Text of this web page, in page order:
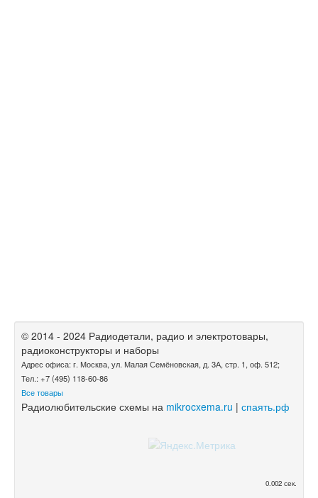
© 2014 - 2024 Радиодетали, радио и электротовары,
радиоконструкторы и наборы
Адрес офиса: г. Москва, ул. Малая Семёновская, д. 3А, стр. 1, оф. 512;
Тел.: +7 (495) 118-60-86
Все товары
Радиолюбительские схемы на mikrocxema.ru | спаять.рф
0.002 сек.